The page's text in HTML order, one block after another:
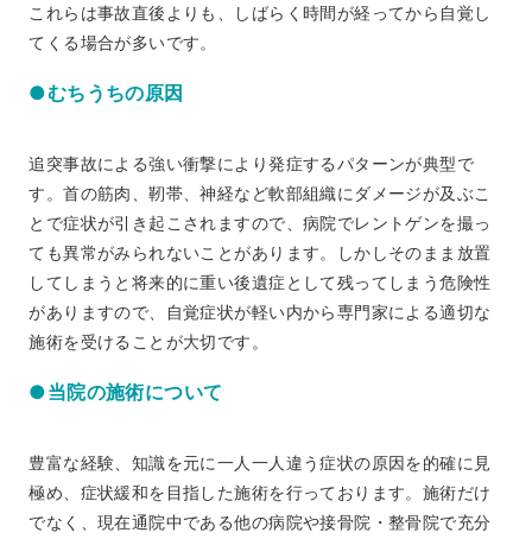
これらは事故直後よりも、しばらく時間が経ってから自覚し
てくる場合が多いです。
●むちうちの原因
追突事故による強い衝撃により発症するパターンが典型で
す。首の筋肉、靭帯、神経など軟部組織にダメージが及ぶこ
とで症状が引き起こされますので、病院でレントゲンを撮っ
ても異常がみられないことがあります。しかしそのまま放置
してしまうと将来的に重い後遺症として残ってしまう危険性
がありますので、自覚症状が軽い内から専門家による適切な
施術を受けることが大切です。
●当院の施術について
豊富な経験、知識を元に一人一人違う症状の原因を的確に見
極め、症状緩和を目指した施術を行っております。施術だけ
でなく、現在通院中である他の病院や接骨院・整骨院で充分